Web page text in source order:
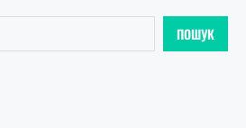
ПОШУК